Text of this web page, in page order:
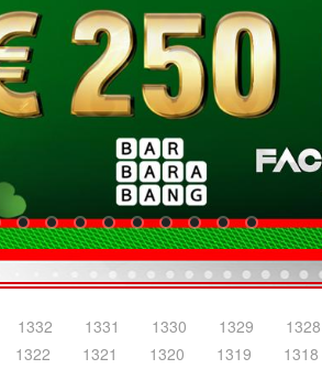
1332 1331 1330 1329 1328
1322 1321 1320 1319 1318